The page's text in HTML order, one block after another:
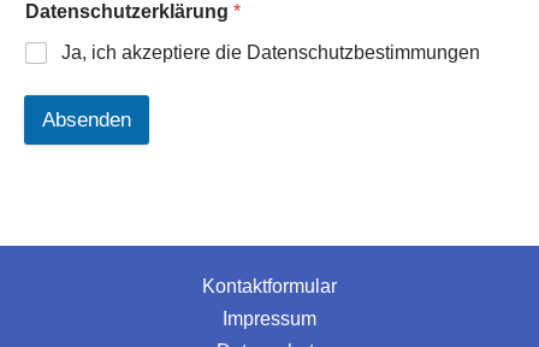
Datenschutzerklärung *
Ja, ich akzeptiere die Datenschutzbestimmungen
Absenden
Kontaktformular
Impressum